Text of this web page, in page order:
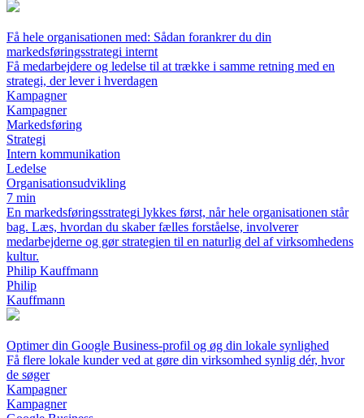
Få hele organisationen med: Sådan forankrer du din
markedsføringsstrategi internt
Få medarbejdere og ledelse til at trække i samme retning med en
strategi, der lever i hverdagen
Kampagner
Kampagner
Markedsføring
Strategi
Intern kommunikation
Ledelse
Organisationsudvikling
7 min
En markedsføringsstrategi lykkes først, når hele organisationen står
bag. Læs, hvordan du skaber fælles forståelse, involverer
medarbejderne og gør strategien til en naturlig del af virksomhedens
kultur.
Philip Kauffmann
Philip
Kauffmann
Optimer din Google Business-profil og øg din lokale synlighed
Få flere lokale kunder ved at gøre din virksomhed synlig dér, hvor
de søger
Kampagner
Kampagner